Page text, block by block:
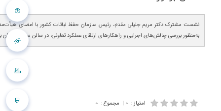
نشست مشترک دکتر مریم جلیلی‌ مقدم، رئیس سازمان حفظ نباتات کشور با اعضای
به‌منظور بررسی چالش‌های اجرایی و راهکارهای ارتقای عملکرد تعاونی، در سالن سپهر سازمان
امتیاز : ۰ | مجموع : ۰